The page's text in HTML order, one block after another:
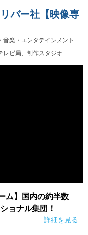
お役立ち記事・相談室など
楽・エンタテインメント
レビ局、制作スタジオ
バー社【映像専
ム】国内の約半数
ョナル集団！
詳細を見る